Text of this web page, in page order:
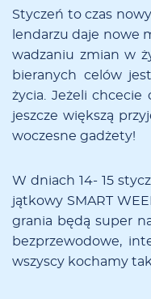
Sty­czeń to czas
len­da­rzu da­je no­we
wa­dza­niu zmian w
bie­ra­nych ce­lów
ży­cia. Je­że­li chce­cie
jesz­cze więk­szą
wo­cze­sne ga­dże­ty!
W dniach 14- 15
jąt­ko­wy SMART
gra­nia bę­dą su­per
bez­prze­wo­do­we,
wszy­scy ko­cha­my